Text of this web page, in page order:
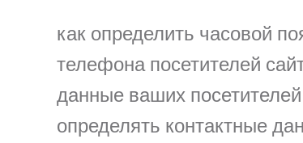
как определить часовой
телефона посетителей
данные ваших
определять контактные